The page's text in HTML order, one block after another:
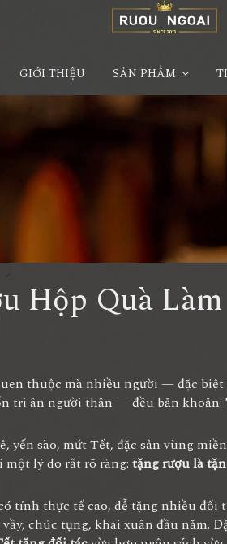
GIỚI THIỆU SẢN PHẨM
Hộp Quà
thuộc mà nhiều người — đặc
tri ân người thân — đều băn khoăn:
yến sào, mứt Tết, đặc sản vùng
một lý do rất rõ ràng: tặng rượu là
tính thực tế cao, dễ tặng nhiều đối
chúc tụng, khai xuân đầu năm.